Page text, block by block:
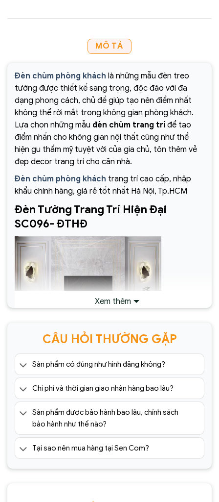
MÔ TẢ
Đèn chùm phòng khách là những mẫu đèn treo
tường được thiết kế sang trọng, độc đáo với đa
dạng phong cách, chủ đề giúp tạo nên điểm nhất
không thể rời mắt trong không gian phòng khách.
Lựa chọn những mẫu đèn chùm trang trí để tạo
điểm nhấn cho không gian nội thất cũng như thể
hiện gu thẩm mỹ tuyệt vời của gia chủ, tôn thêm vẻ
đẹp decor trang trí cho căn nhà.
Đèn chùm phòng khách trang trí cao cấp, nhập
khẩu chính hãng, giá rẻ tốt nhất Hà Nội, Tp.HCM
Đèn Tường Trang Trí Hiện Đại
SC096- ĐTHĐ
Đèn Tường Trang Trí Hiện Đại SC096-
ĐTHĐ(1)
Xem thêm
CÂU HỎI THƯỜNG GẶP
Sản phẩm có đúng như hình đăng không?
Chi phí và thời gian giao nhận hàng bao lâu?
Sản phẩm được bảo hành bao lâu, chính sách
bảo hành như thế nào?
Tại sao nên mua hàng tại Sen Com?